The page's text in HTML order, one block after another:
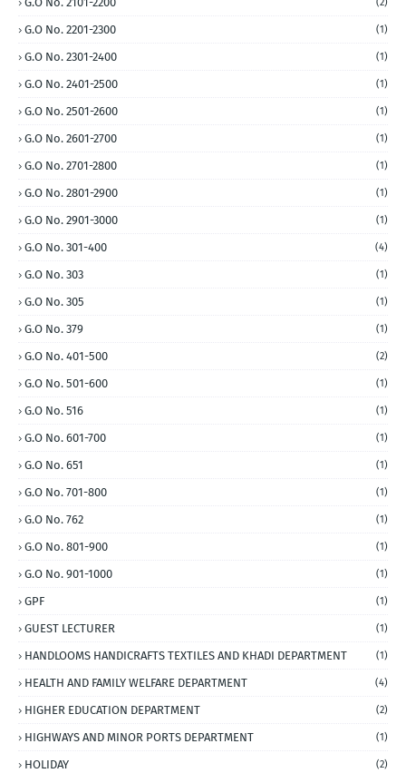
(2)
G.O No. 2201-2300 (1)
G.O No. 2301-2400 (1)
G.O No. 2401-2500 (1)
G.O No. 2501-2600 (1)
G.O No. 2601-2700 (1)
G.O No. 2701-2800 (1)
G.O No. 2801-2900 (1)
G.O No. 2901-3000 (1)
G.O No. 301-400 (4)
G.O No. 303 (1)
G.O No. 305 (1)
G.O No. 379 (1)
G.O No. 401-500 (2)
G.O No. 501-600 (1)
G.O No. 516 (1)
G.O No. 601-700 (1)
G.O No. 651 (1)
G.O No. 701-800 (1)
G.O No. 762 (1)
G.O No. 801-900 (1)
G.O No. 901-1000 (1)
GPF (1)
GUEST LECTURER (1)
HANDLOOMS HANDICRAFTS TEXTILES AND KHADI DEPARTMENT (1)
HEALTH AND FAMILY WELFARE DEPARTMENT (4)
HIGHER EDUCATION DEPARTMENT (2)
HIGHWAYS AND MINOR PORTS DEPARTMENT (1)
HOLIDAY (2)